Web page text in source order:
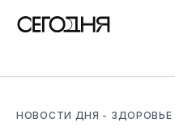
НОВОСТИ ДНЯ - ЗДОРОВЬЕ